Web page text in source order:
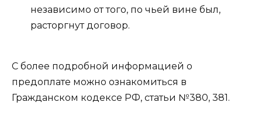
независимо от того, по чьей вине был,
расторгнут договор.
С более подробной информацией о
предоплате можно ознакомиться в
Гражданском кодексе РФ, статьи №380, 381.